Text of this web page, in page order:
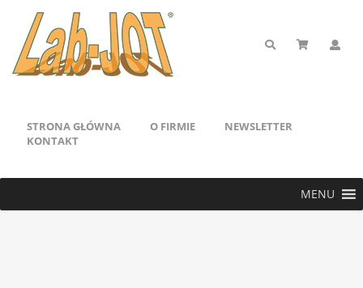
STRONA GŁÓWNA O FIRMIE
NEWSLETTER
KONTAKT
MENU